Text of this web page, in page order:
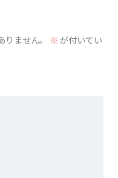
ません。 ※が付いてい